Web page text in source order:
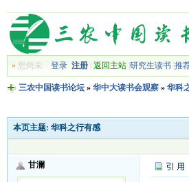
»您尚未 登录 注册| 返回主站| 研究生读书| 推
三农中国读书论坛» 华中大读书会观察» 华科
本页主题: 华科之行有感
甘澜